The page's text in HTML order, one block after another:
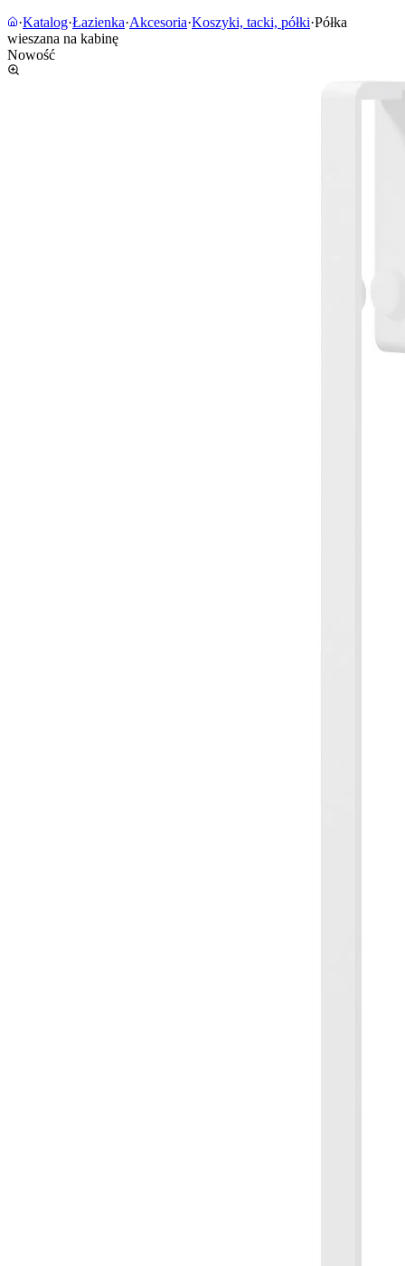
·Katalog·Łazienka·Akcesoria·Koszyki, tacki, półki·Półka
wieszana na kabinę
Nowość